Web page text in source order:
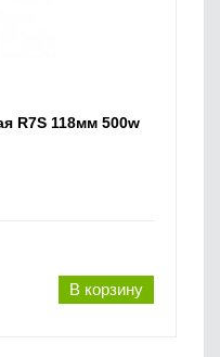
R7S 118мм 500w
В корзину